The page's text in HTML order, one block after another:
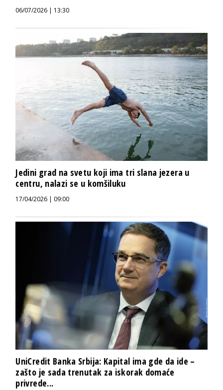
06/07/2026 | 13:30
Jedini grad na svetu koji ima tri slana jezera u
centru, nalazi se u komšiluku
17/04/2026 | 09:00
UniCredit Banka Srbija: Kapital ima gde da ide –
zašto je sada trenutak za iskorak domaće
privrede...